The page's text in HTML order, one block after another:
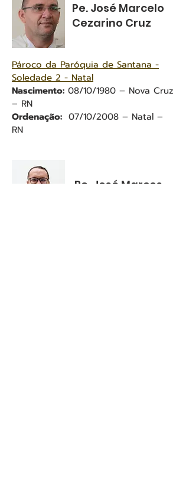
Pe. José Marcelo
Cezarino Cruz
Pároco da Paróquia de Santana -
Soledade 2 - Natal
Nascimento: 08/10/1980 – Nova Cruz
– RN
Ordenação: 07/10/2008 – Natal –
RN
Pe. José Marcos